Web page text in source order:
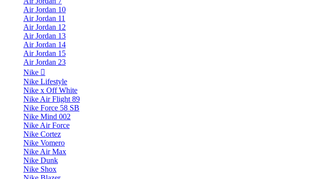
Air Jordan 10
Air Jordan 11
Air Jordan 12
Air Jordan 13
Air Jordan 14
Air Jordan 15
Air Jordan 23
Nike
Nike Lifestyle
Nike x Off White
Nike Air Flight 89
Nike Force 58 SB
Nike Mind 002
Nike Air Force
Nike Cortez
Nike Vomero
Nike Air Max
Nike Dunk
Nike Shox